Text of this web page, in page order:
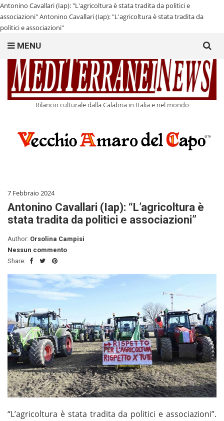
Antonino Cavallari (Iap): "L'agricoltura è stata tradita da politici e
associazioni"Antonino Cavallari (Iap): "L'agricoltura è stata tradita da
politici e associazioni"
Rilancio culturale dalla Calabria in Italia e nel mondo
MENU
for:
7 Febbraio 2024
Antonino Cavallari (Iap): “L’agricoltura è
stata tradita da politici e associazioni”
Author: Orsolina Campisi
Nessun commento
Share:
“L’agricoltura è stata tradita da politici e associazioni”.